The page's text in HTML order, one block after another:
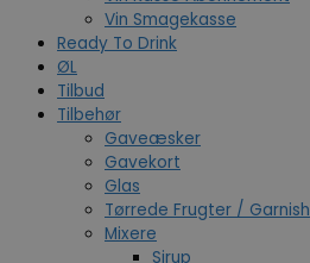
Vin Smagekasse
Ready To Drink
ØL
Tilbud
Tilbehør
Gaveæsker
Gavekort
Glas
Tørrede Frugter / Garnish
Mixere
Sirup